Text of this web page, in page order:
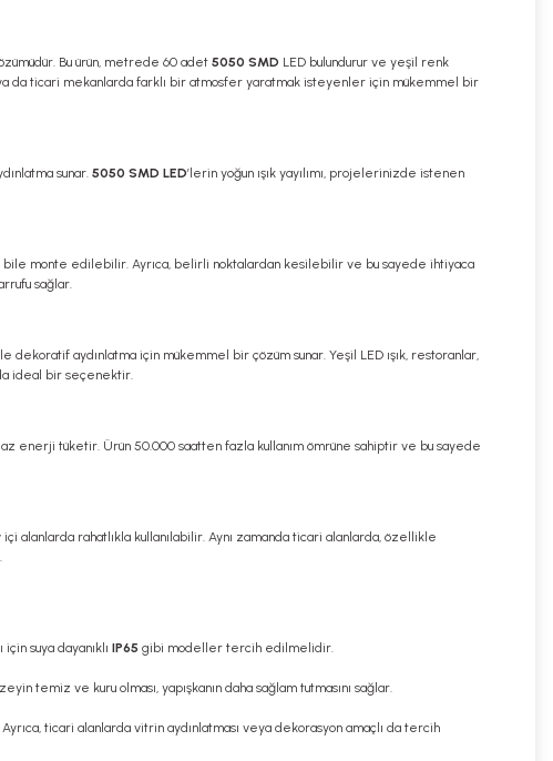
Bu ürün, metrede 60 adet 5050 SMD LED bulundurur ve yeşil renk
ya da ticari mekanlarda farklı bir atmosfer yaratmak isteyenler için mükemmel bir
sunar. 5050 SMD LED’lerin yoğun ışık yayılımı, projelerinizde istenen
bile monte edilebilir. Ayrıca, belirli noktalardan kesilebilir ve bu sayede ihtiyaca
sağlar.
aydınlatma için mükemmel bir çözüm sunar. Yeşil LED ışık, restoranlar,
ideal bir seçenektir.
enerji tüketir. Ürün 50.000 saatten fazla kullanım ömrüne sahiptir ve bu sayede
alanlarda rahatlıkla kullanılabilir. Aynı zamanda ticari alanlarda, özellikle
suya dayanıklı IP65 gibi modeller tercih edilmelidir.
temiz ve kuru olması, yapışkanın daha sağlam tutmasını sağlar.
ticari alanlarda vitrin aydınlatması veya dekorasyon amaçlı da tercih